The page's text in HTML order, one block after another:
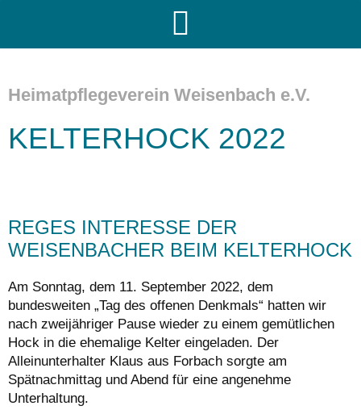
Heimatpflegeverein Weisenbach e.V.
KELTERHOCK 2022
REGES INTERESSE DER
WEISENBACHER BEIM KELTERHOCK
Am Sonntag, dem 11. September 2022, dem
bundesweiten „Tag des offenen Denkmals“ hatten wir
nach zweijähriger Pause wieder zu einem gemütlichen
Hock in die ehemalige Kelter eingeladen. Der
Alleinunterhalter Klaus aus Forbach sorgte am
Spätnachmittag und Abend für eine angenehme
Unterhaltung.